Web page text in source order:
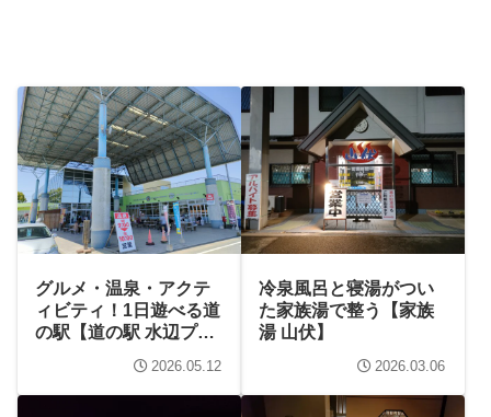
グルメ・温泉・アクテ
ィビティ！1日遊べる道
の駅【道の駅 水辺プラ
2026.05.12
冷泉風呂と寝湯がつい
た家族湯で整う【家族
湯 山伏】
2026.03.06